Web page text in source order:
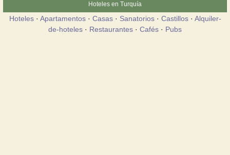
Hoteles en Turquía
Hoteles· Apartamentos· Casas· Sanatorios· Castillos· Alquiler-
de-hoteles · Restaurantes · Cafés · Pubs